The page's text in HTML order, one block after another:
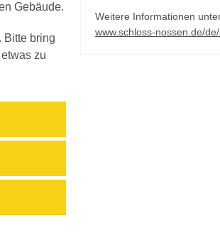
Gebäude.
Bitte bring
zu
Weitere Informationen
www.schloss-nossen.de/